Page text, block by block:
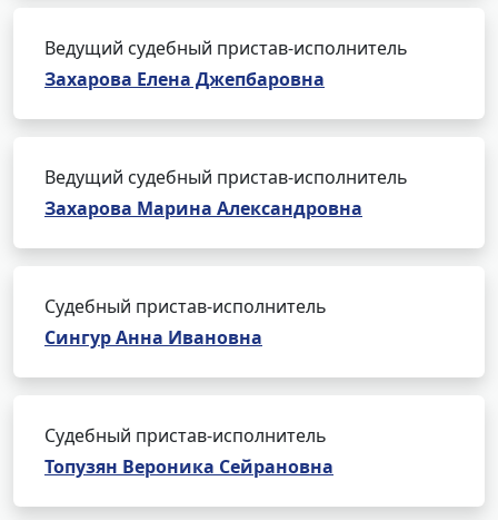
Ведущий судебный пристав-исполнитель
Захарова Елена Джепбаровна
Ведущий судебный пристав-исполнитель
Захарова Марина Александровна
Судебный пристав-исполнитель
Сингур Анна Ивановна
Судебный пристав-исполнитель
Топузян Вероника Сейрановна